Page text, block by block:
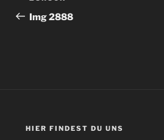
Beitrag
Img 2888
HIER FINDEST DU UNS